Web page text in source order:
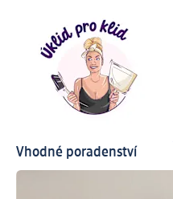
Vhodné poradenství